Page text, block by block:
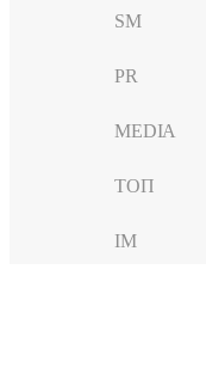
SM
PR
MEDIA
ТОП
IM